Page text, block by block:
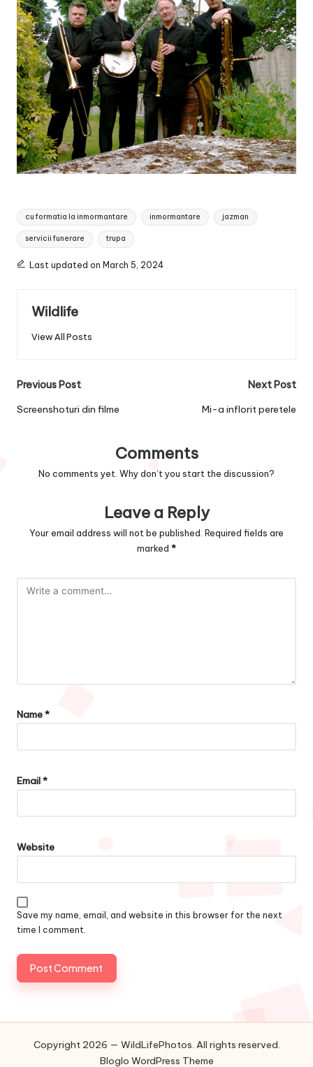
Tags:
cu formatia la inmormantare inmormantare jazman
servicii funerare trupa
Last updated on March 5, 2024
Wildlife
View All Posts
Post
navigation
Previous Post
Screenshoturi din filme
Next Post
Mi-a inflorit peretele
Comments
No comments yet. Why don’t you start the discussion?
Leave a Reply
Your email address will not be published. Required fields are
marked *
Name*
Email*
Website
Save my name, email, and website in this browser for the next
time I comment.
Copyright 2026 — WildLifePhotos. All rights reserved.
Bloglo WordPress Theme